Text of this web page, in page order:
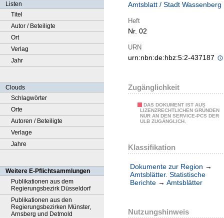
Listen
Titel
Autor / Beteiligte
Ort
Verlag
Jahr
Clouds
Schlagwörter
Orte
Autoren / Beteiligte
Verlage
Jahre
Weitere E-Pflichtsammlungen
Publikationen aus dem
Regierungsbezirk Düsseldorf
Publikationen aus den
Regierungsbezirken Münster,
Arnsberg und Detmold
Amtsblatt / Stadt Wassenberg
Heft
Nr. 02
URN
urn:nbn:de:hbz:5:2-437187
Zugänglichkeit
DAS DOKUMENT IST AUS
LIZENZRECHTLICHEN GRÜNDEN
NUR AN DEN SERVICE-PCS DER
ULB ZUGÄNGLICH.
Klassifikation
Dokumente zur Region →
Amtsblätter. Statistische
Berichte → Amtsblätter
Nutzungshinweis